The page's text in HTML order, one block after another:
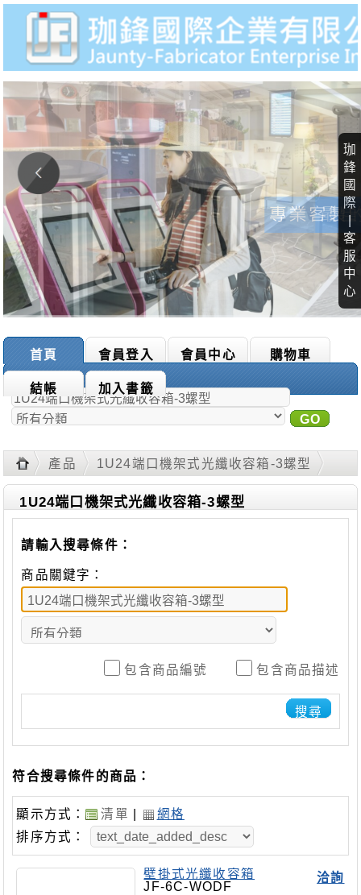
珈
鋒
國
際
|
客
服
中
心
首頁 會員登入 會員中心 購物車
結帳 加入書籤
商品搜尋：
GO
產品
1U24端口機架式光纖收容箱-3螺型
1U24端口機架式光纖收容箱-3螺型
請輸入搜尋條件：
商品關鍵字：
包含商品編號 包含商品描述
搜尋
符合搜尋條件的商品：
顯示方式： 清單
網格
排序方式：
洽詢
壁掛式光纖收容箱
JF-6C-WODF